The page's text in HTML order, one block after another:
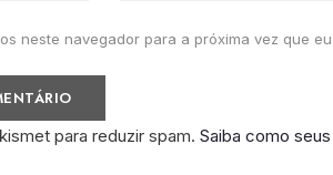
neste navegador para a próxima vez que
para reduzir spam. Saiba como